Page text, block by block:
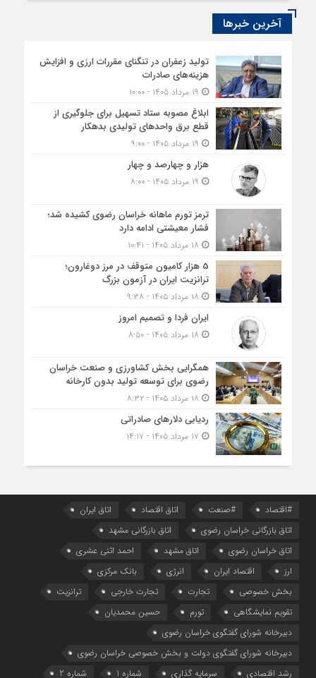
آخرین خبرها
تولید زعفران در تنگنای مقررات ارزی و افزایش
هزینه‌های صادرات
ابلاغ مصوبه ستاد تسهیل برای جلوگیری از
قطع برق واحدهای تولیدی بدهکار
هزار و چهارصد و چهار
ترمز تورم ماهانه خراسان رضوی کشیده شد؛
فشار معیشتی ادامه دارد
5 هزار کامیون متوقف در مرز دوغارون؛
ترانزیت ایران در آزمون بزرگ
ایران فردا و تصمیم امروز
همگرایی بخش کشاورزی و صنعت خراسان
رضوی برای توسعه تولید بدون کارخانه
ردیابی دلارهای صادراتی
#اقتصاد #صنعت اتاق اقتصاد
اتاق ایران
اتاق بازرگانی خراسان رضوی
اتاق بازرگانی مشهد
اتاق خراسان رضوی
اتاق مشهد
احمد اثنی عشری
ارز
اقتصاد ایران انرژی
بانک مرکزی
بخش خصوصی
تجارت تجارت خارجی
ترانزیت
تقویم نمایشگاهی
تورم
حسین محمدیان
دبیرخانه شورای گفتگوی خراسان رضوی
دبیرخانه شورای گفتگوی دولت و بخش خصوصی خراسان رضوی
رشد اقتصادی
سرمایه گذاری شماره 1 شماره 2